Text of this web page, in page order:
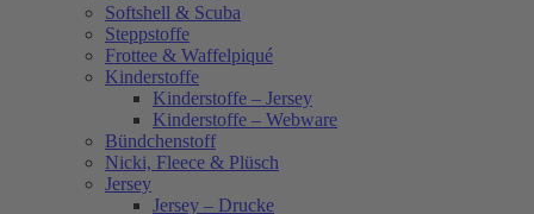
Softshell & Scuba
Steppstoffe
Frottee & Waffelpiqué
Kinderstoffe
Kinderstoffe – Jersey
Kinderstoffe – Webware
Bündchenstoff
Nicki, Fleece & Plüsch
Jersey
Jersey – Drucke